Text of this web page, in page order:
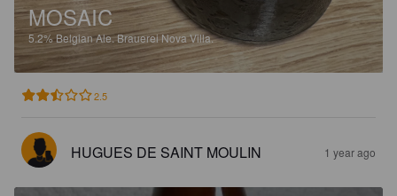
MOSAIC
5.2%Belgian Ale.Brauerei Nova Villa.
2.5
HUGUES DE SAINT MOULIN 1 year ago